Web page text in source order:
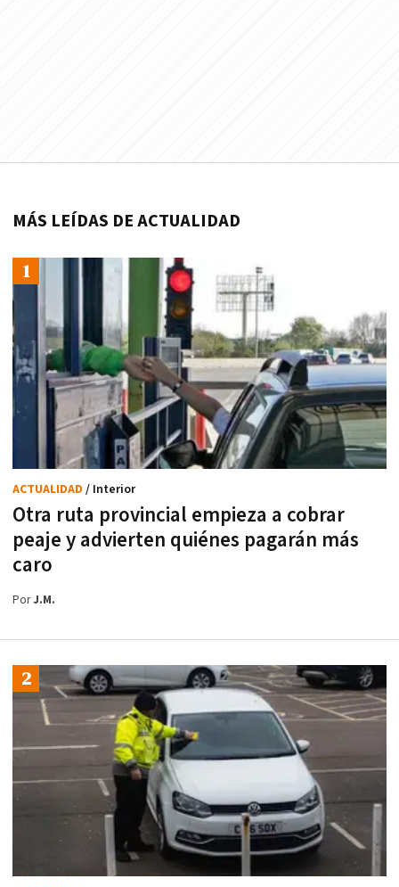
MÁS LEÍDAS DE ACTUALIDAD
Otra ruta provincial empieza a cobrar
peaje y advierten quiénes pagarán más
caro
ACTUALIDAD / Interior
PorJ.M.